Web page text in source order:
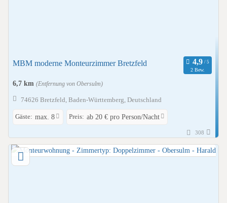
MBM moderne Monteurzimmer Bretzfeld
2 Bew.
6,7 km (Entfernung von Obersulm)
74626 Bretzfeld, Baden-Württemberg, Deutschland
Gäste: max. 8 Preis: ab 20 € pro Person/Nacht
308